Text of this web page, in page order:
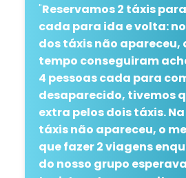
"Reservamos 2 táxis
cada para ida e volta:
dos táxis não apareceu,
tempo conseguiram
4 pessoas cada para
desaparecido, tivemos
extra pelos dois táxis.
táxis não apareceu, o
que fazer 2 viagens
do nosso grupo